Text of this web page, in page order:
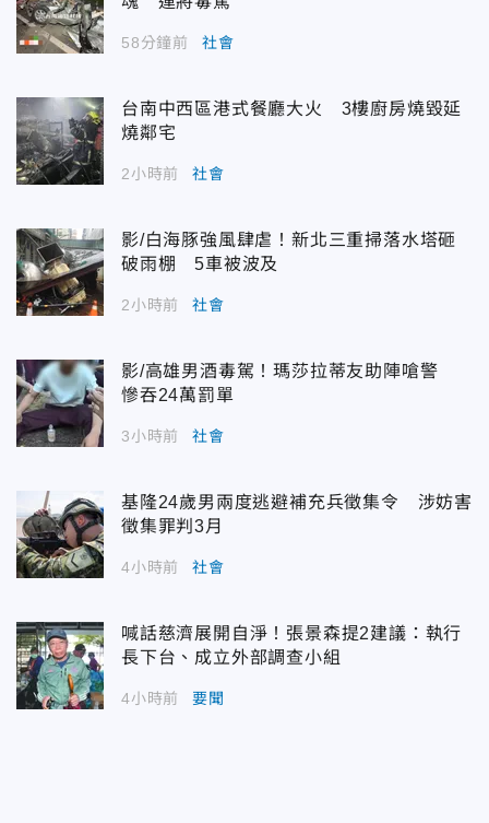
58分鐘前 社會
台南中西區港式餐廳大火 3樓廚房燒毀延
燒鄰宅
2小時前 社會
影/白海豚強風肆虐！新北三重掃落水塔砸
破雨棚 5車被波及
2小時前 社會
影/高雄男酒毒駕！瑪莎拉蒂友助陣嗆警
慘吞24萬罰單
3小時前 社會
基隆24歲男兩度逃避補充兵徵集令 涉妨害
徵集罪判3月
4小時前 社會
喊話慈濟展開自淨！張景森提2建議：執行
長下台、成立外部調查小組
4小時前 要聞